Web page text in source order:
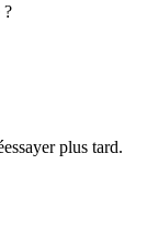
?
plus tard.